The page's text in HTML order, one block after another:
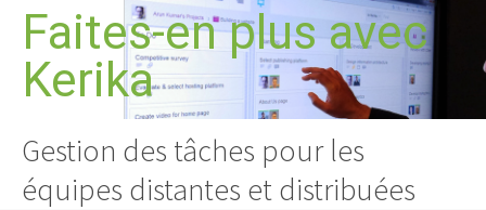
Aller
contenu
Faites-en plus avec
Kerika
Gestion des tâches pour les
équipes distantes et distribuées